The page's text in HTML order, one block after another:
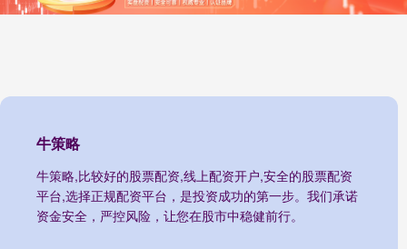
牛策略
牛策略,比较好的股票配资,线上配资开户,安全的股票配资
平台,选择正规配资平台，是投资成功的第一步。我们承诺
资金安全，严控风险，让您在股市中稳健前行。